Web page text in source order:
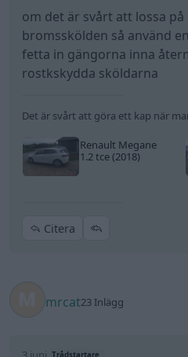
om det är svårt att lossa
bromsskölden så använd
fetta in gängorna inna
rostkskydda sköldarna
Det är svårt att göra ett kap när
Renault Megane
1.2 tce (2018)
Citera
mrcat23 Inlägg